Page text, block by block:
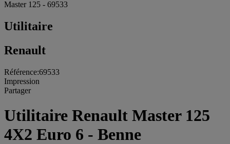
Master 125 - 69533
Utilitaire
Renault
Référence:69533
Impression
Partager
Utilitaire Renault Master 125
4X2 Euro 6 - Benne